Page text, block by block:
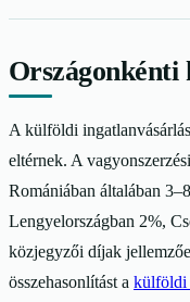
Országonkénti
A külföldi
eltérnek. A
Romániában általában
Lengyelországban 2%,
közjegyzői díjak
összehasonlítást a külföldi